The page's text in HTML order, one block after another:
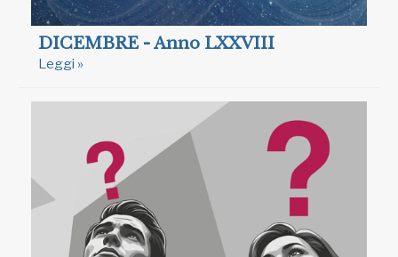
DICEMBRE - Anno LXXVIII
Leggi »